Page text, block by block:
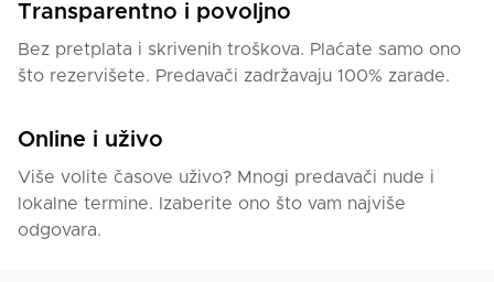
Transparentno i povoljno
Bez pretplata i skrivenih troškova. Plaćate samo ono
što rezervišete. Predavači zadržavaju 100% zarade.
Online i uživo
Više volite časove uživo? Mnogi predavači nude i
lokalne termine. Izaberite ono što vam najviše
odgovara.